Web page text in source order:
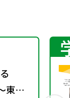
東京